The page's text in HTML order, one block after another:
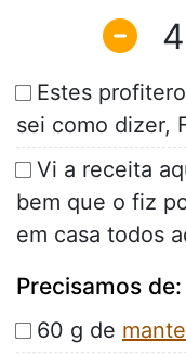
4
Estes
sei como dizer,
Vi a receita
bem que o fiz
em casa todos
Precisamos de:
60 g de